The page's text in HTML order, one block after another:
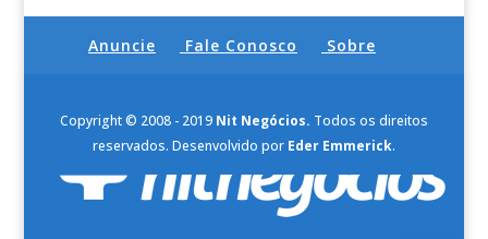
Anuncie Fale Conosco Sobre
Copyright © 2008 - 2019 Nit Negócios. Todos os direitos
reservados. Desenvolvido por Eder Emmerick.